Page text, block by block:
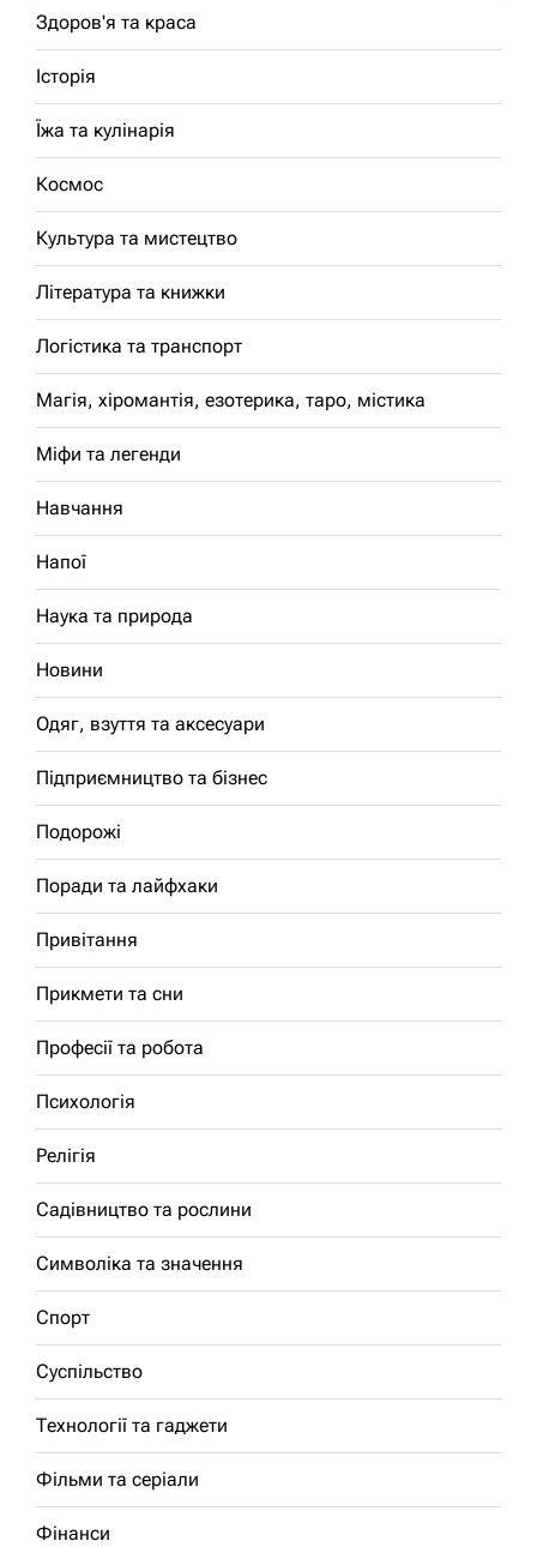
Здоров'я та краса
Історія
Їжа та кулінарія
Космос
Культура та мистецтво
Література та книжки
Логістика та транспорт
Магія, хіромантія, езотерика, таро, містика
Міфи та легенди
Навчання
Напої
Наука та природа
Новини
Одяг, взуття та аксесуари
Підприємництво та бізнес
Подорожі
Поради та лайфхаки
Привітання
Прикмети та сни
Професії та робота
Психологія
Релігія
Садівництво та рослини
Символіка та значення
Спорт
Суспільство
Технології та гаджети
Фільми та серіали
Фінанси